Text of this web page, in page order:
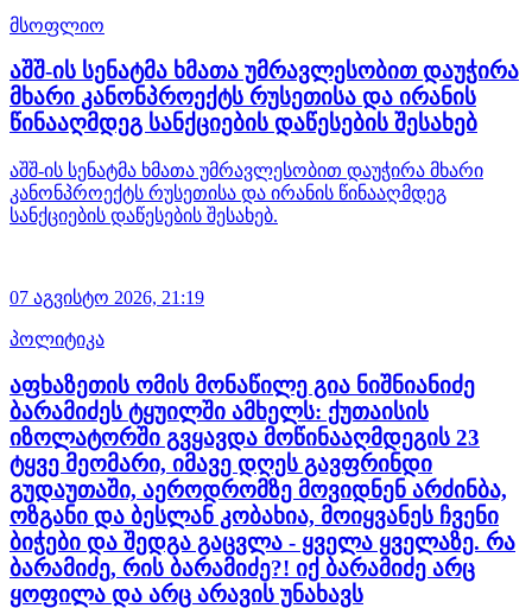
მსოფლიო
აშშ-ის სენატმა ხმათა უმრავლესობით დაუჭირა
მხარი კანონპროექტს რუსეთისა და ირანის
წინააღმდეგ სანქციების დაწესების შესახებ
აშშ-ის სენატმა ხმათა უმრავლესობით დაუჭირა მხარი
კანონპროექტს რუსეთისა და ირანის წინააღმდეგ
სანქციების დაწესების შესახებ.
07 აგვისტო 2026, 21:19
პოლიტიკა
აფხაზეთის ომის მონაწილე გია ნიშნიანიძე
ბარამიძეს ტყუილში ამხელს: ქუთაისის
იზოლატორში გვყავდა მოწინააღმდეგის 23
ტყვე მეომარი, იმავე დღეს გავფრინდი
გუდაუთაში, აეროდრომზე მოვიდნენ არძინბა,
ოზგანი და ბესლან კობახია, მოიყვანეს ჩვენი
ბიჭები და შედგა გაცვლა - ყველა ყველაზე. რა
ბარამიძე, რის ბარამიძე?! იქ ბარამიძე არც
ყოფილა და არც არავის უნახავს